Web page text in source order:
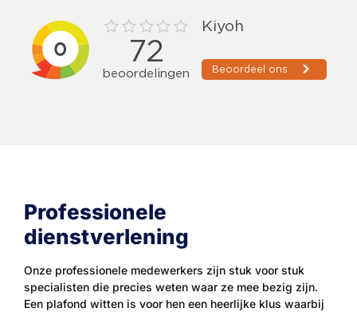
Professionele
dienstverlening
Onze professionele medewerkers zijn stuk voor stuk
specialisten die precies weten waar ze mee bezig zijn.
Een plafond witten is voor hen een heerlijke klus waarbij